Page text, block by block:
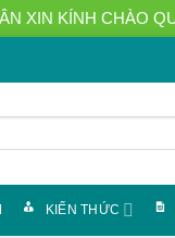
XIN KÍNH CHÀO
KIẾN THỨC